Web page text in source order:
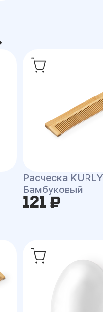
Расческа
Бамбуковый
121 ₽